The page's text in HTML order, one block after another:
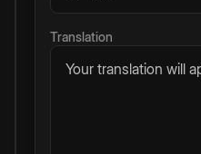
Translation
Your translation will